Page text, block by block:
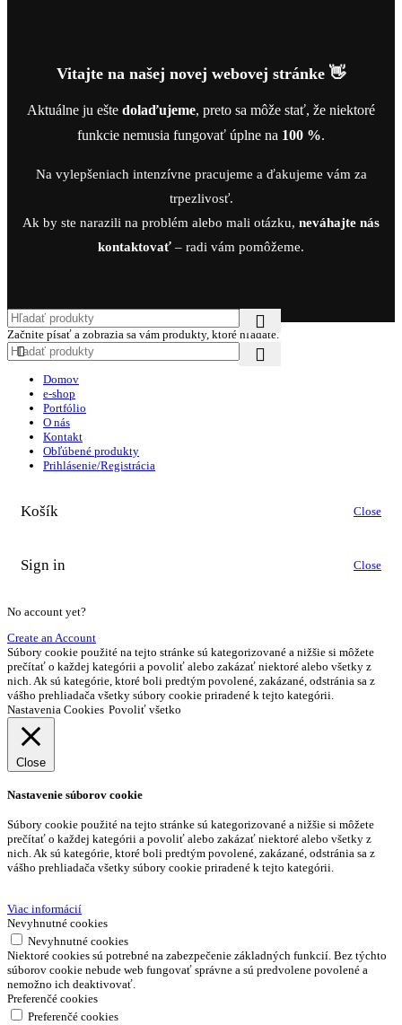
Vitajte na našej novej webovej stránke 👋
Aktuálne ju ešte dolaďujeme, preto sa môže stať, že niektoré
funkcie nemusia fungovať úplne na 100 %.
Na vylepšeniach intenzívne pracujeme a ďakujeme vám za
trpezlivosť.
Ak by ste narazili na problém alebo mali otázku, neváhajte nás
kontaktovať – radi vám pomôžeme.
Začnite písať a zobrazia sa vám produkty, ktoré hľadáte.
Domov
e-shop
Portfólio
O nás
Kontakt
Obľúbené produkty
Prihlásenie/Registrácia
Košík Close
Sign in Close
No account yet?
Create an Account
Súbory cookie použité na tejto stránke sú kategorizované a nižšie si môžete
prečítať o každej kategórii a povoliť alebo zakázať niektoré alebo všetky z
nich. Ak sú kategórie, ktoré boli predtým povolené, zakázané, odstránia sa z
vášho prehliadača všetky súbory cookie priradené k tejto kategórii.
Nastavenia Cookies Povoliť všetko
Close
Nastavenie súborov cookie
Súbory cookie použité na tejto stránke sú kategorizované a nižšie si môžete
prečítať o každej kategórii a povoliť alebo zakázať niektoré alebo všetky z
nich. Ak sú kategórie, ktoré boli predtým povolené, zakázané, odstránia sa z
vášho prehliadača všetky súbory cookie priradené k tejto kategórii.
Viac informácií
Nevyhnutné cookies
Nevyhnutné cookies
Niektoré cookies sú potrebné na zabezpečenie základných funkcií. Bez týchto
súborov cookie nebude web fungovať správne a sú predvolene povolené a
nemožno ich deaktivovať.
Preferenčé cookies
Preferenčé cookies